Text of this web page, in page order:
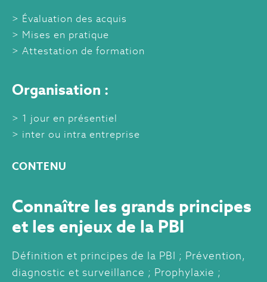
Évaluation des acquis
Mises en pratique
Attestation de formation
Organisation :
1 jour en présentiel
inter ou intra entreprise
CONTENU
Connaître les grands principes
et les enjeux de la PBI
Définition et principes de la PBI ; Prévention,
diagnostic et surveillance ; Prophylaxie ;